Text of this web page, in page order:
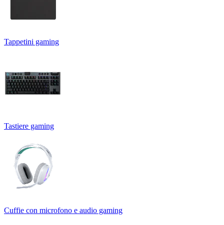
Tappetini gaming
Tastiere gaming
Cuffie con microfono e audio gaming